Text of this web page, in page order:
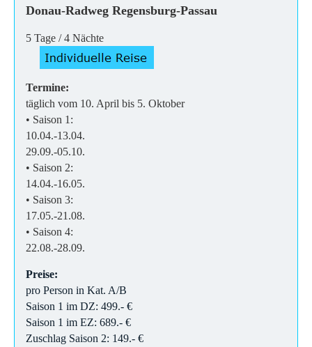
Donau-Radweg Regensburg-Passau
5 Tage / 4 Nächte
Termine:
täglich vom 10. April bis 5. Oktober
• Saison 1:
10.04.-13.04.
29.09.-05.10.
• Saison 2:
14.04.-16.05.
• Saison 3:
17.05.-21.08.
• Saison 4:
22.08.-28.09.
Preise:
pro Person in Kat. A/B
Saison 1 im DZ: 499.- €
Saison 1 im EZ: 689.- €
Zuschlag Saison 2: 149.- €